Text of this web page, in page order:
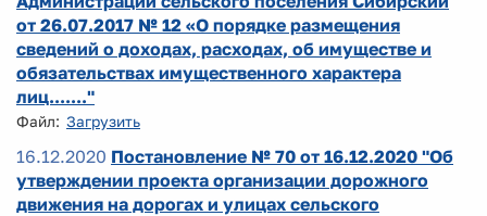
от 26.07.2017 № 12 «О порядке размещения
сведений о доходах, расходах, об имуществе и
обязательствах имущественного характера
лиц......."
Файл: Загрузить
16.12.2020 Постановление № 70 от 16.12.2020 "Об
утверждении проекта организации дорожного
движения на дорогах и улицах сельского